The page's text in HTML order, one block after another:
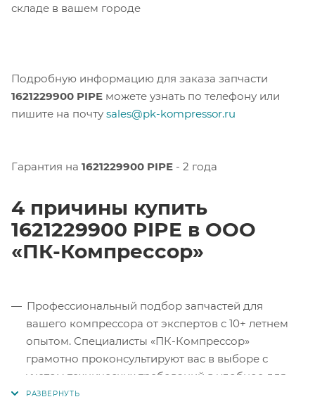
складе в вашем городе
Подробную информацию для заказа запчасти
1621229900 PIPE можете узнать по телефону или
пишите на почту sales@pk-kompressor.ru
Гарантия на 1621229900 PIPE - 2 года
4 причины купить
1621229900 PIPE в ООО
«ПК-Компрессор»
Профессиональный подбор запчастей для
вашего компрессора от экспертов с 10+ летнем
опытом. Специалисты «ПК-Компрессор»
грамотно проконсультируют вас в выборе с
учетом технических требований в удобное для
вас время.